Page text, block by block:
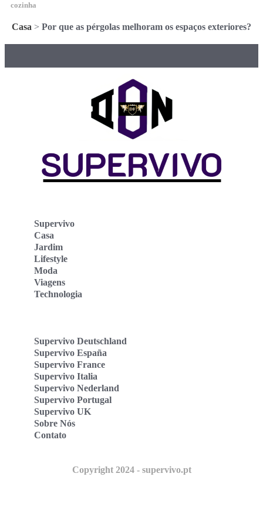
cozinha
Casa > Por que as pérgolas melhoram os espaços exteriores?
Supervivo
Casa
Jardim
Lifestyle
Moda
Viagens
Technologia
Supervivo Deutschland
Supervivo España
Supervivo France
Supervivo Italia
Supervivo Nederland
Supervivo Portugal
Supervivo UK
Sobre Nós
Contato
Copyright 2024 - supervivo.pt